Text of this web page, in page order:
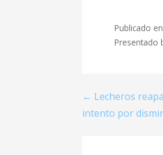
Publicado
Presentado
N
← Lecheros
intento por